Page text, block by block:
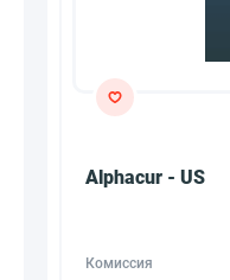
Alphacur - US
Комиссия